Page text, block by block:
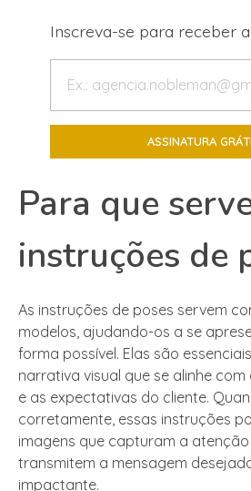
Inscreva-se para receber
Para que
instruções de
As instruções de poses servem
modelos, ajudando-os a se
forma possível. Elas são
narrativa visual que se alinhe
e as expectativas do cliente.
corretamente, essas instruções
imagens que capturam a
transmitem a mensagem
impactante.